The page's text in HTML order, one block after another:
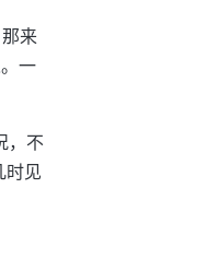
来
一
，不
时见